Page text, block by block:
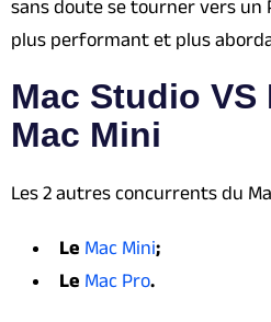
sans doute se tourner vers un
plus performant et plus
Mac Studio VS
Mac Mini
Les 2 autres concurrents du
Le Mac Mini;
Le Mac Pro.